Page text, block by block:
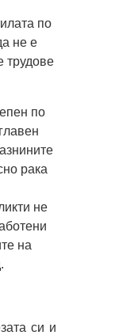
по
не е
трудове
по
рака
не
на
си и